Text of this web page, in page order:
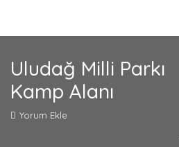
Uludağ Milli Parkı
Kamp Alanı
Yorum Ekle